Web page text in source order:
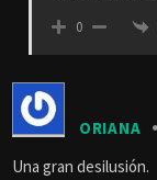
0
ORIANA
Una gran desilusión.